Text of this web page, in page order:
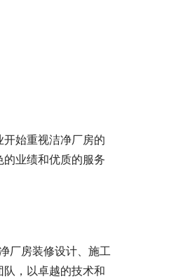
始重视洁净厂房的
业绩和优质的服务
厂房装修设计、施工
，以卓越的技术和